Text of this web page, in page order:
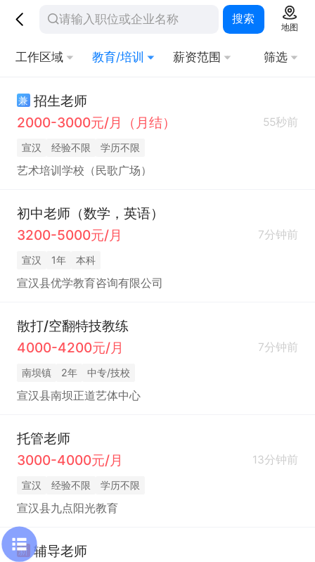
搜索
地图
工作区域 教育/培训 薪资范围 筛选
兼 招生老师
2000-3000元/月（月结）
55秒前
宣汉 经验不限 学历不限
艺术培训学校（民歌广场）
初中老师（数学，英语）
3200-5000元/月
7分钟前
宣汉 1年 本科
宣汉县优学教育咨询有限公司
散打/空翻特技教练
4000-4200元/月
7分钟前
南坝镇 2年 中专/技校
宣汉县南坝正道艺体中心
托管老师
3000-4000元/月
13分钟前
宣汉 经验不限 学历不限
宣汉县九点阳光教育
新 辅导老师